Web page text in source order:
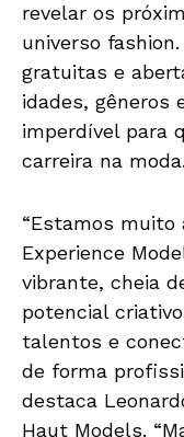
revelar os
universo
gratuitas e
idades, gêneros
imperdível para
carreira na moda.
“Estamos muito
Experience
vibrante, cheia
potencial
talentos e
de forma
destaca
Haut Models.